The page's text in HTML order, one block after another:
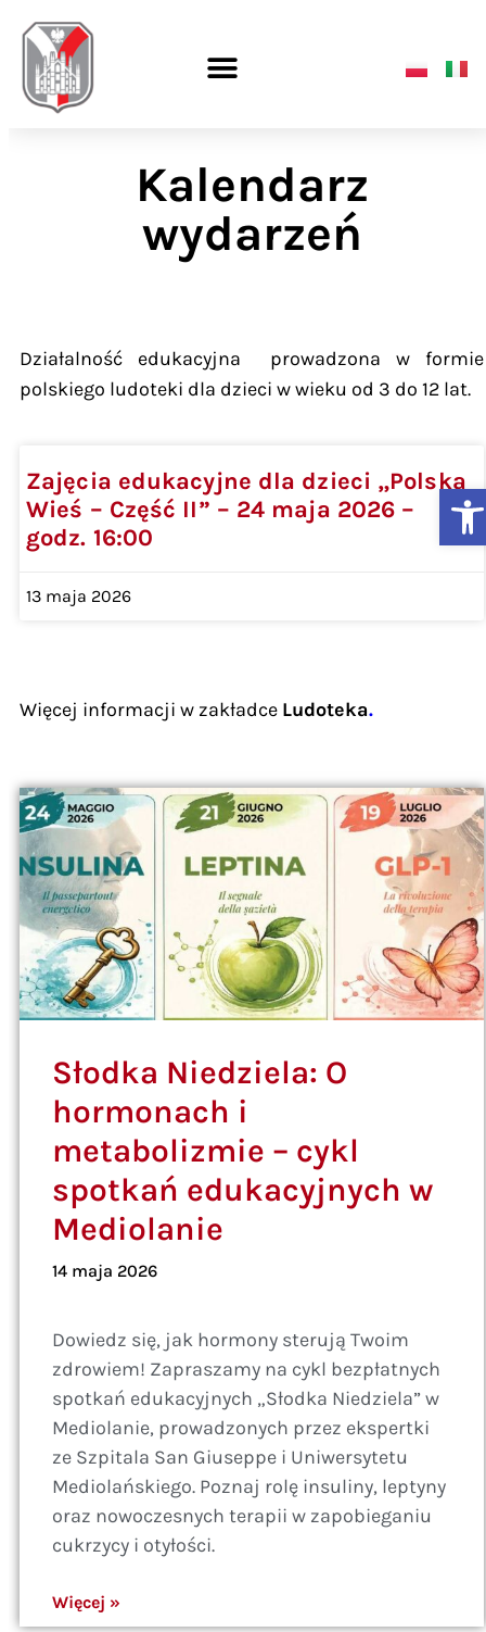
Kalendarz
wydarzeń
Działalność edukacyjna prowadzona w formie
polskiego ludoteki dla dzieci w wieku od 3 do 12 lat.
Zajęcia edukacyjne dla dzieci „Polska
Wieś – Część II” – 24 maja 2026 –
godz. 16:00
13 maja 2026
Więcej informacji w zakładce Ludoteka.
Słodka Niedziela: O
hormonach i
metabolizmie – cykl
spotkań edukacyjnych w
Mediolanie
14 maja 2026
Dowiedz się, jak hormony sterują Twoim
zdrowiem! Zapraszamy na cykl bezpłatnych
spotkań edukacyjnych „Słodka Niedziela” w
Mediolanie, prowadzonych przez ekspertki
ze Szpitala San Giuseppe i Uniwersytetu
Mediolańskiego. Poznaj rolę insuliny, leptyny
oraz nowoczesnych terapii w zapobieganiu
cukrzycy i otyłości.
Więcej »